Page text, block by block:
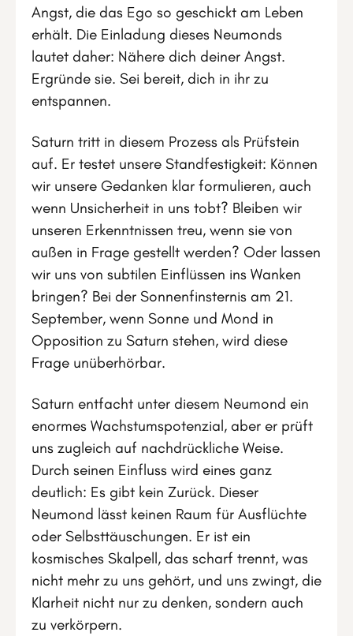
Angst, die das Ego so geschickt am Leben
erhält. Die Einladung dieses Neumonds
lautet daher: Nähere dich deiner Angst.
Ergründe sie. Sei bereit, dich in ihr zu
entspannen.
Saturn tritt in diesem Prozess als Prüfstein
auf. Er testet unsere Standfestigkeit: Können
wir unsere Gedanken klar formulieren, auch
wenn Unsicherheit in uns tobt? Bleiben wir
unseren Erkenntnissen treu, wenn sie von
außen in Frage gestellt werden? Oder lassen
wir uns von subtilen Einflüssen ins Wanken
bringen? Bei der Sonnenfinsternis am 21.
September, wenn Sonne und Mond in
Opposition zu Saturn stehen, wird diese
Frage unüberhörbar.
Saturn entfacht unter diesem Neumond ein
enormes Wachstumspotenzial, aber er prüft
uns zugleich auf nachdrückliche Weise.
Durch seinen Einfluss wird eines ganz
deutlich: Es gibt kein Zurück. Dieser
Neumond lässt keinen Raum für Ausflüchte
oder Selbsttäuschungen. Er ist ein
kosmisches Skalpell, das scharf trennt, was
nicht mehr zu uns gehört, und uns zwingt, die
Klarheit nicht nur zu denken, sondern auch
zu verkörpern.